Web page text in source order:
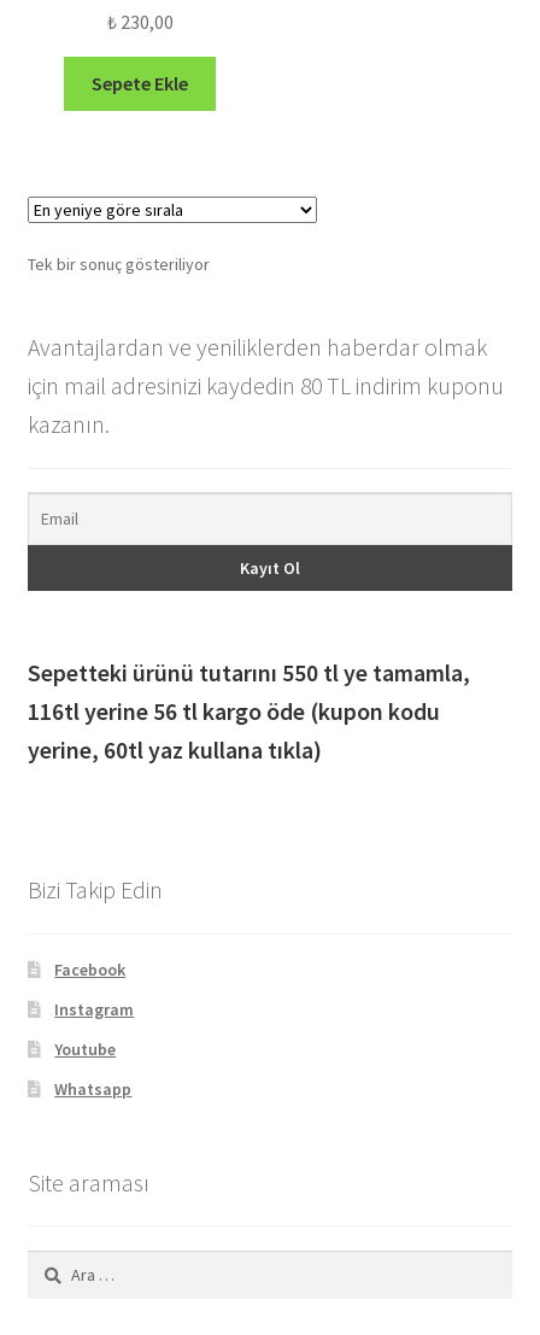
₺230,00
Sepete Ekle
Tek bir sonuç gösteriliyor
Avantajlardan ve yeniliklerden haberdar olmak
için mail adresinizi kaydedin 80 TL indirim kuponu
kazanın.
Sepetteki ürünü tutarını 550 tl ye tamamla,
116tl yerine 56 tl kargo öde (kupon kodu
yerine, 60tl yaz kullana tıkla)
Bizi Takip Edin
Facebook
Instagram
Youtube
Whatsapp
Site araması
Arama: